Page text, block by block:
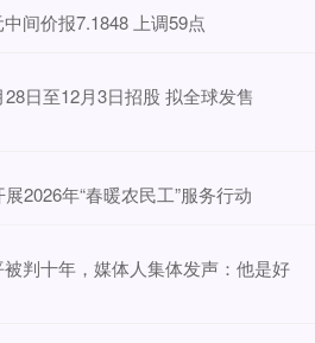
间价报7.1848 上调59点
日至12月3日招股 拟全球发售
2026年“春暖农民工”服务行动
判十年，媒体人集体发声：他是好